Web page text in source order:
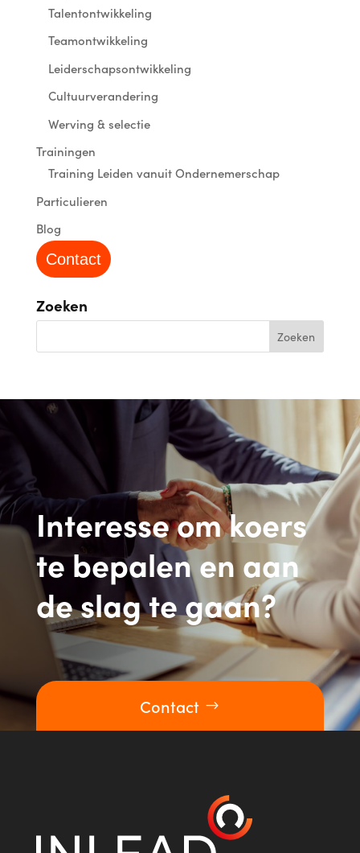
Talentontwikkeling
Teamontwikkeling
Leiderschapsontwikkeling
Cultuurverandering
Werving & selectie
Trainingen
Training Leiden vanuit Ondernemerschap
Particulieren
Blog
Contact
Zoeken
Interesse om koers
te bepalen en aan
de slag te gaan?
Contact